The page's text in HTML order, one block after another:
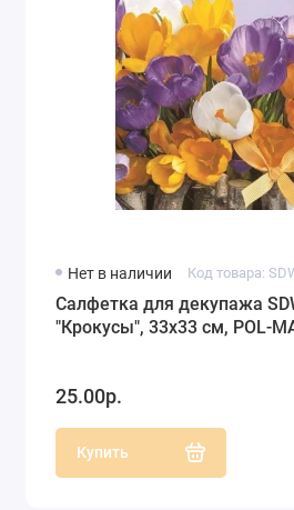
Нет в наличии Код товара:
Салфетка для декупажа
"Крокусы", 33х33 см, POL-
25.00р.
Купить